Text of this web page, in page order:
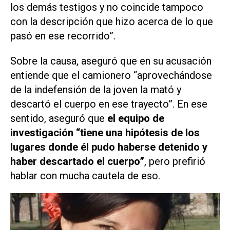
los demás testigos y no coincide tampoco
con la descripción que hizo acerca de lo que
pasó en ese recorrido”.
Sobre la causa, aseguró que en su acusación
entiende que el camionero “aprovechándose
de la indefensión de la joven la mató y
descartó el cuerpo en ese trayecto”. En ese
sentido, aseguró que el equipo de
investigación “tiene una hipótesis de los
lugares donde él pudo haberse detenido y
haber descartado el cuerpo”, pero prefirió
hablar con mucha cautela de eso.